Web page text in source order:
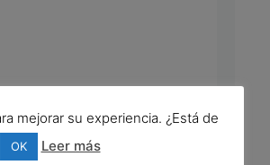
mejorar su experiencia. ¿Está de
OK Leer más